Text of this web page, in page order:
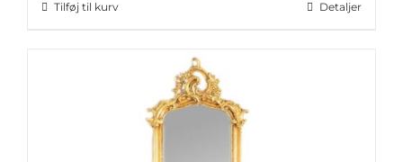
Tilføj til kurv Detaljer